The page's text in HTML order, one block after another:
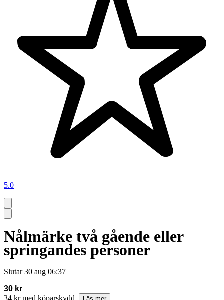
5.0
Nålmärke två gående eller
springandes personer
Slutar 30 aug 06:37
30 kr